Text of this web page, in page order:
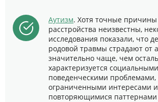
Аутизм. Хотя точные причины
расстройства неизвестны,
исследования показали, что
родовой травмы страдают от
значительно чаще, чем
характеризуется
поведенческими проблемами,
ограниченными интересами и
повторяющимися паттернами